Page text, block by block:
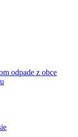
odpade z obce